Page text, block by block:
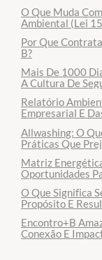
O Que Muda
Ambiental (Lei
Por Que
B?
Mais De 1000
A Cultura De
Relatório
Empresarial E
Allwashing: O
Práticas Que
Matriz
Oportunidades
O Que Significa
Propósito E
Encontro+B
Conexão E